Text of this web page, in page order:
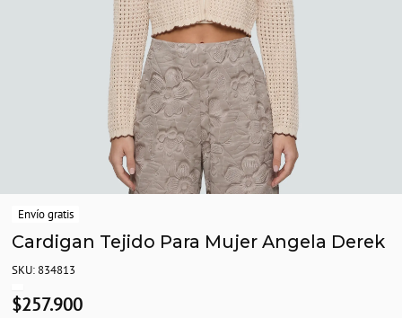
Envío gratis
Cardigan Tejido Para Mujer Angela Derek
SKU: 834813
$257.900